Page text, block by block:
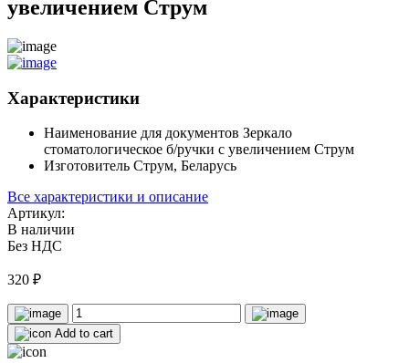
увеличением Струм
Характеристики
Наименование для документов Зеркало
стоматологическое б/ручки с увеличением Струм
Изготовитель Струм, Беларусь
Все характеристики и описание
Артикул:
В наличии
Без НДС
320 ₽
Add to cart